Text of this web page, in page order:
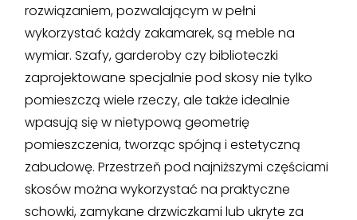
rozwiązaniem, pozwalającym w pełni
wykorzystać każdy zakamarek, są meble na
wymiar. Szafy, garderoby czy biblioteczki
zaprojektowane specjalnie pod skosy nie tylko
pomieszczą wiele rzeczy, ale także idealnie
wpasują się w nietypową geometrię
pomieszczenia, tworząc spójną i estetyczną
zabudowę. Przestrzeň pod najniższymi częściami
skosów można wykorzystać na praktyczne
schowki, zamykane drzwiczkami lub ukryte za